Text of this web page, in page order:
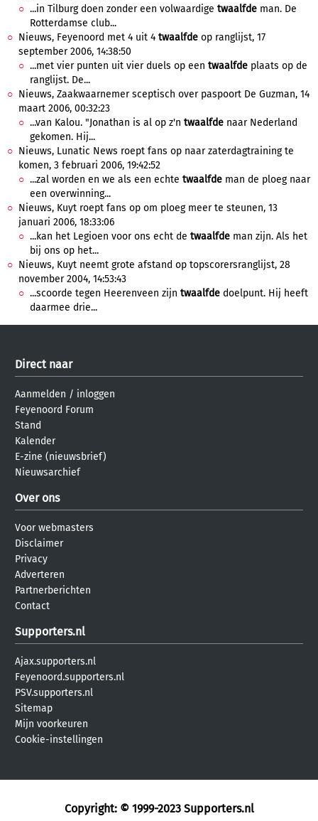
...in Tilburg doen zonder een volwaardige twaalfde man. De
Rotterdamse club...
Nieuws, Feyenoord met 4 uit 4 twaalfde op ranglijst, 17
september 2006, 14:38:50
...met vier punten uit vier duels op een twaalfde plaats op de
ranglijst. De...
Nieuws, Zaakwaarnemer sceptisch over paspoort De Guzman, 14
maart 2006, 00:32:23
...van Kalou. "Jonathan is al op z'n twaalfde naar Nederland
gekomen. Hij...
Nieuws, Lunatic News roept fans op naar zaterdagtraining te
komen, 3 februari 2006, 19:42:52
...zal worden en we als een echte twaalfde man de ploeg naar
een overwinning...
Nieuws, Kuyt roept fans op om ploeg meer te steunen, 13
januari 2006, 18:33:06
...kan het Legioen voor ons echt de twaalfde man zijn. Als het
bij ons op het...
Nieuws, Kuyt neemt grote afstand op topscorersranglijst, 28
november 2004, 14:53:43
...scoorde tegen Heerenveen zijn twaalfde doelpunt. Hij heeft
daarmee drie...
Direct naar
Aanmelden / inloggen
Feyenoord Forum
Stand
Kalender
E-zine (nieuwsbrief)
Nieuwsarchief
Over ons
Voor webmasters
Disclaimer
Privacy
Adverteren
Partnerberichten
Contact
Supporters.nl
Ajax.supporters.nl
Feyenoord.supporters.nl
PSV.supporters.nl
Sitemap
Mijn voorkeuren
Cookie-instellingen
Copyright: © 1999-2023 Supporters.nl